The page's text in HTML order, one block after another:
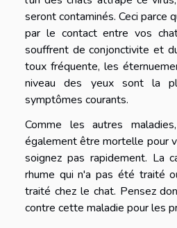
seront contaminés. Ceci parce
par le contact entre vos
souffrent de conjonctivite et
toux fréquente, les
niveau des yeux sont la
symptômes courants.
Comme les autres
également être mortelle pour
soignez pas rapidement. La
rhume qui n'a pas été traité
traité chez le chat. Pensez
contre cette maladie pour les